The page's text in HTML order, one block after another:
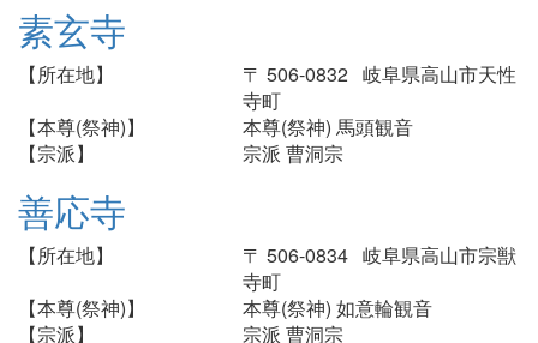
素玄寺
【所在地】
〒 506-0832 岐阜県高山市天性
寺町
【本尊(祭神)】
本尊(祭神) 馬頭観音
【宗派】
宗派 曹洞宗
善応寺
【所在地】
〒 506-0834 岐阜県高山市宗獣
寺町
【本尊(祭神)】
本尊(祭神) 如意輪観音
【宗派】
宗派 曹洞宗